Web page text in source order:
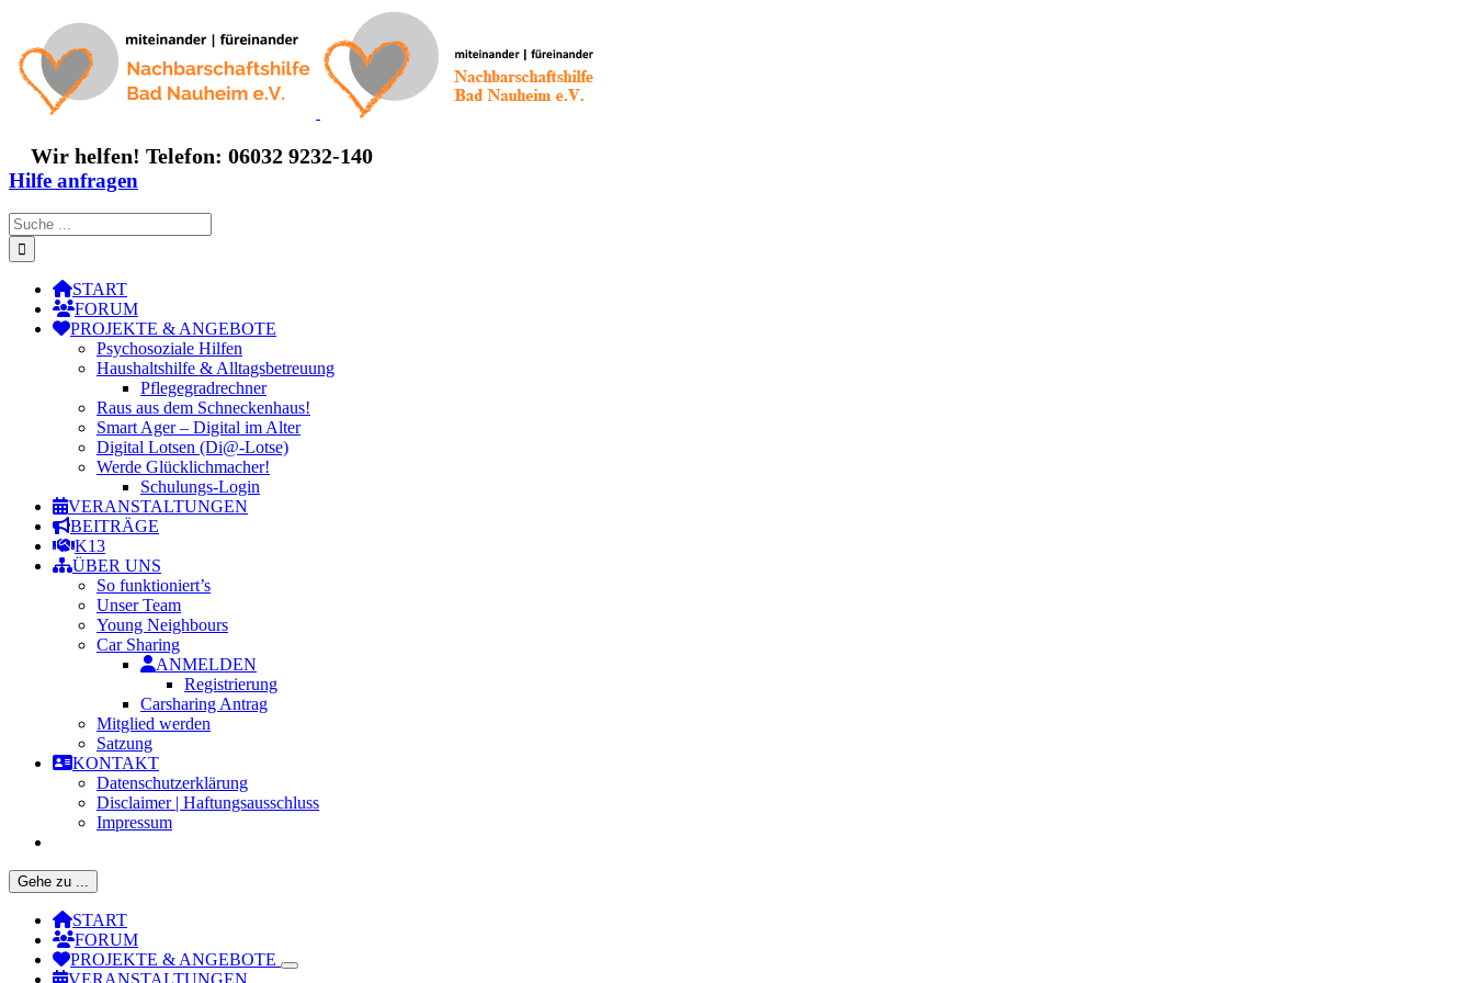
springen
Wir helfen! Telefon: 06032 9232-140
Hilfe anfragen
Suche
nach:
START
FORUM
PROJEKTE & ANGEBOTE
Psychosoziale Hilfen
Haushaltshilfe & Alltagsbetreuung
Pflegegradrechner
Raus aus dem Schneckenhaus!
Smart Ager – Digital im Alter
Digital Lotsen (Di@-Lotse)
Werde Glücklichmacher!
Schulungs-Login
VERANSTALTUNGEN
BEITRÄGE
K13
ÜBER UNS
So funktioniert’s
Unser Team
Young Neighbours
Car Sharing
ANMELDEN
Registrierung
Carsharing Antrag
Mitglied werden
Satzung
KONTAKT
Datenschutzerklärung
Disclaimer | Haftungsausschluss
Impressum
Gehe zu ...
START
FORUM
PROJEKTE & ANGEBOTE